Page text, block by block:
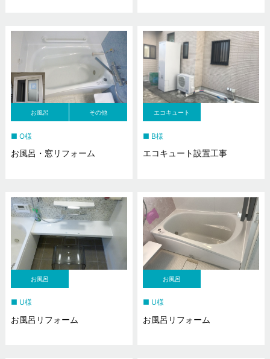
お風呂 その他
O様
お風呂・窓リフォーム
エコキュート
B様
エコキュート設置工事
お風呂
U様
お風呂リフォーム
お風呂
U様
お風呂リフォーム